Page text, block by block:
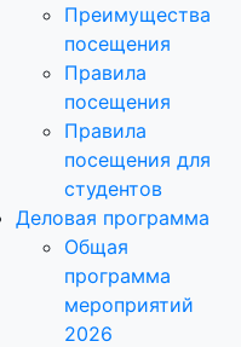
Преимущества
посещения
Правила
посещения
Правила
посещения для
студентов
Деловая программа
Общая
программа
мероприятий
2026